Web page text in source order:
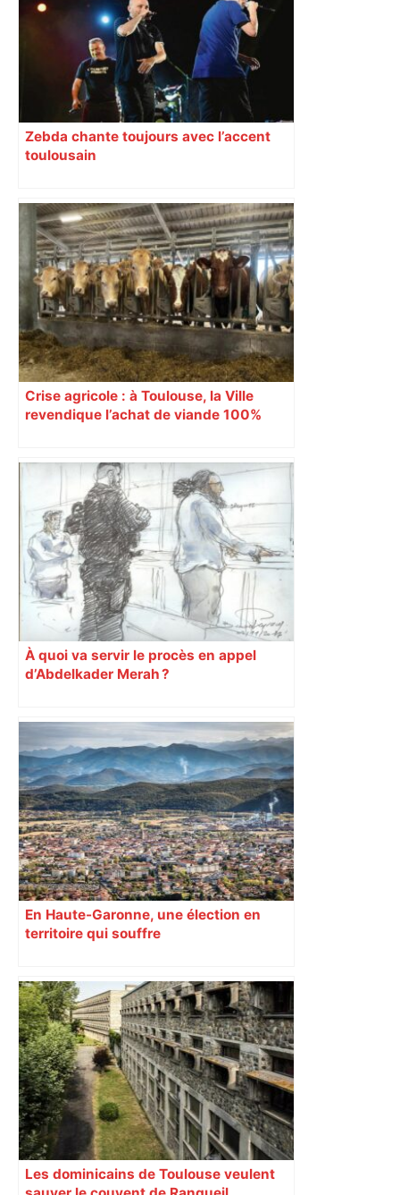
Zebda chante toujours avec l’accent
toulousain
Crise agricole : à Toulouse, la Ville
revendique l’achat de viande 100%
À quoi va servir le procès en appel
d’Abdelkader Merah ?
En Haute-Garonne, une élection en
territoire qui souffre
Les dominicains de Toulouse veulent